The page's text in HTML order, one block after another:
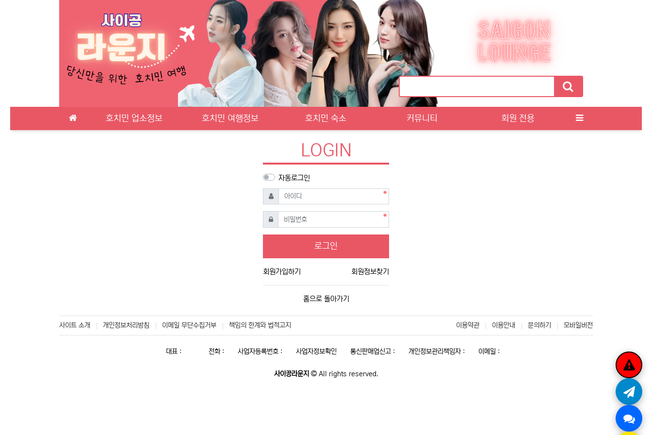
호치민 업소정보 호치민 여행정보 호치민 숙소 커뮤니티 회원 전용
LOGIN
자동로그인
아이디
필수
비밀번호필수
로그인
회원가입하기 회원정보찾기
홈으로 돌아가기
사이트 소개 개인정보처리방침 이메일 무단수집거부 책임의 한계와 법적고지 이용약관 이용안내 문의하기 모바일버전
대표 : 전화 : 사업자등록번호 : 사업자정보확인 통신판매업신고 : 개인정보관리책임자 : 이메일 :
사이공라운지 All rights reserved.